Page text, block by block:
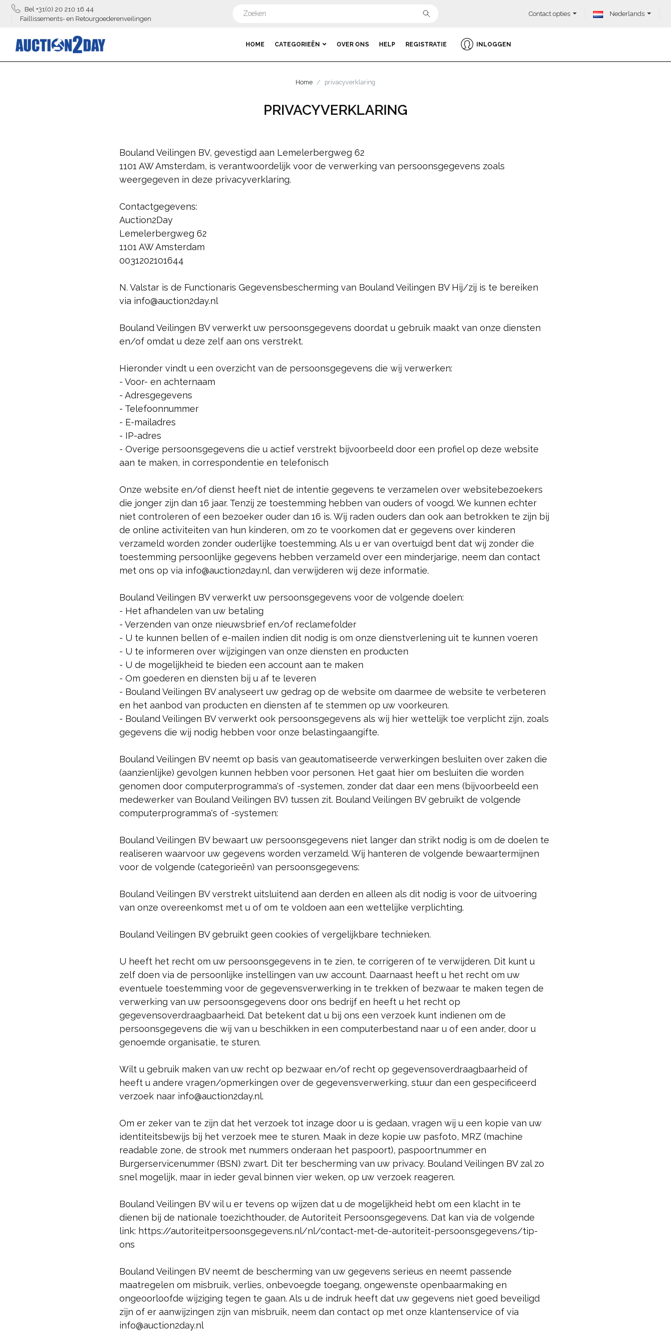
Bel +31(0) 20 210 16 44
Faillissements- en Retourgoederenveilingen
Contact opties Nederlands
HOME CATEGORIEËN OVER ONS HELP REGISTRATIE INLOGGEN
Home privacyverklaring
PRIVACYVERKLARING
Bouland Veilingen BV, gevestigd aan Lemelerbergweg 62
1101 AW Amsterdam, is verantwoordelijk voor de verwerking van persoonsgegevens zoals
weergegeven in deze privacyverklaring.
Contactgegevens:
Auction2Day
Lemelerbergweg 62
1101 AW Amsterdam
0031202101644
N. Valstar is de Functionaris Gegevensbescherming van Bouland Veilingen BV Hij/zij is te bereiken
via info@auction2day.nl
Bouland Veilingen BV verwerkt uw persoonsgegevens doordat u gebruik maakt van onze diensten
en/of omdat u deze zelf aan ons verstrekt.
Hieronder vindt u een overzicht van de persoonsgegevens die wij verwerken:
- Voor- en achternaam
- Adresgegevens
- Telefoonnummer
- E-mailadres
- IP-adres
- Overige persoonsgegevens die u actief verstrekt bijvoorbeeld door een profiel op deze website
aan te maken, in correspondentie en telefonisch
Onze website en/of dienst heeft niet de intentie gegevens te verzamelen over websitebezoekers
die jonger zijn dan 16 jaar. Tenzij ze toestemming hebben van ouders of voogd. We kunnen echter
niet controleren of een bezoeker ouder dan 16 is. Wij raden ouders dan ook aan betrokken te zijn bij
de online activiteiten van hun kinderen, om zo te voorkomen dat er gegevens over kinderen
verzameld worden zonder ouderlijke toestemming. Als u er van overtuigd bent dat wij zonder die
toestemming persoonlijke gegevens hebben verzameld over een minderjarige, neem dan contact
met ons op via info@auction2day.nl, dan verwijderen wij deze informatie.
Bouland Veilingen BV verwerkt uw persoonsgegevens voor de volgende doelen:
- Het afhandelen van uw betaling
- Verzenden van onze nieuwsbrief en/of reclamefolder
- U te kunnen bellen of e-mailen indien dit nodig is om onze dienstverlening uit te kunnen voeren
- U te informeren over wijzigingen van onze diensten en producten
- U de mogelijkheid te bieden een account aan te maken
- Om goederen en diensten bij u af te leveren
- Bouland Veilingen BV analyseert uw gedrag op de website om daarmee de website te verbeteren
en het aanbod van producten en diensten af te stemmen op uw voorkeuren.
- Bouland Veilingen BV verwerkt ook persoonsgegevens als wij hier wettelijk toe verplicht zijn, zoals
gegevens die wij nodig hebben voor onze belastingaangifte.
Bouland Veilingen BV neemt op basis van geautomatiseerde verwerkingen besluiten over zaken die
(aanzienlijke) gevolgen kunnen hebben voor personen. Het gaat hier om besluiten die worden
genomen door computerprogramma's of -systemen, zonder dat daar een mens (bijvoorbeeld een
medewerker van Bouland Veilingen BV) tussen zit. Bouland Veilingen BV gebruikt de volgende
computerprogramma's of -systemen:
Bouland Veilingen BV bewaart uw persoonsgegevens niet langer dan strikt nodig is om de doelen te
realiseren waarvoor uw gegevens worden verzameld. Wij hanteren de volgende bewaartermijnen
voor de volgende (categorieën) van persoonsgegevens:
Bouland Veilingen BV verstrekt uitsluitend aan derden en alleen als dit nodig is voor de uitvoering
van onze overeenkomst met u of om te voldoen aan een wettelijke verplichting.
Bouland Veilingen BV gebruikt geen cookies of vergelijkbare technieken.
U heeft het recht om uw persoonsgegevens in te zien, te corrigeren of te verwijderen. Dit kunt u
zelf doen via de persoonlijke instellingen van uw account. Daarnaast heeft u het recht om uw
eventuele toestemming voor de gegevensverwerking in te trekken of bezwaar te maken tegen de
verwerking van uw persoonsgegevens door ons bedrijf en heeft u het recht op
gegevensoverdraagbaarheid. Dat betekent dat u bij ons een verzoek kunt indienen om de
persoonsgegevens die wij van u beschikken in een computerbestand naar u of een ander, door u
genoemde organisatie, te sturen.
Wilt u gebruik maken van uw recht op bezwaar en/of recht op gegevensoverdraagbaarheid of
heeft u andere vragen/opmerkingen over de gegevensverwerking, stuur dan een gespecificeerd
verzoek naar info@auction2day.nl.
Om er zeker van te zijn dat het verzoek tot inzage door u is gedaan, vragen wij u een kopie van uw
identiteitsbewijs bij het verzoek mee te sturen. Maak in deze kopie uw pasfoto, MRZ (machine
readable zone, de strook met nummers onderaan het paspoort), paspoortnummer en
Burgerservicenummer (BSN) zwart. Dit ter bescherming van uw privacy. Bouland Veilingen BV zal zo
snel mogelijk, maar in ieder geval binnen vier weken, op uw verzoek reageren.
Bouland Veilingen BV wil u er tevens op wijzen dat u de mogelijkheid hebt om een klacht in te
dienen bij de nationale toezichthouder, de Autoriteit Persoonsgegevens. Dat kan via de volgende
link: https://autoriteitpersoonsgegevens.nl/nl/contact-met-de-autoriteit-persoonsgegevens/tip-
ons
Bouland Veilingen BV neemt de bescherming van uw gegevens serieus en neemt passende
maatregelen om misbruik, verlies, onbevoegde toegang, ongewenste openbaarmaking en
ongeoorloofde wijziging tegen te gaan. Als u de indruk heeft dat uw gegevens niet goed beveiligd
zijn of er aanwijzingen zijn van misbruik, neem dan contact op met onze klantenservice of via
info@auction2day.nl